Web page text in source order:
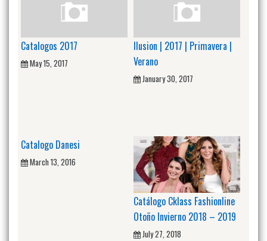
Catalogos 2017
May 15, 2017
Ilusion | 2017 | Primavera |
Verano
January 30, 2017
Catalogo Danesi
March 13, 2016
Catálogo Cklass Fashionline
Otoño Invierno 2018 – 2019
July 27, 2018